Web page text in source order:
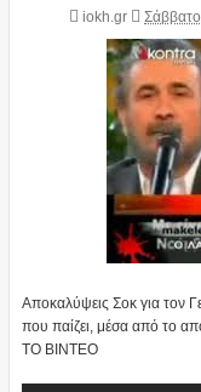
iokh.gr
Αποκαλύψεις Σοκ για τον
που παίζει, μέσα από το
ΤΟ ΒΙΝΤΕΟ